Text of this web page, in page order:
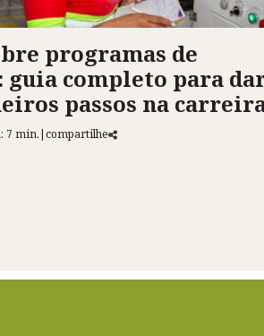
programas de
guia completo para
passos na
7 min.|compartilhe